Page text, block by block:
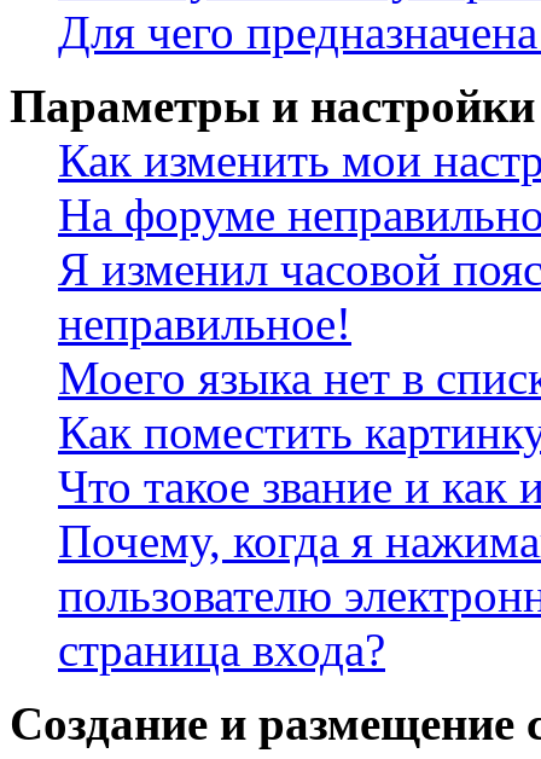
Для чего
Параметры и настройки
Как изменить мои
На форуме
Я изменил часовой
неправильное!
Моего языка нет в
Как поместить
Что такое звание и как
Почему, когда я
пользователю
страница входа?
Создание и размещение